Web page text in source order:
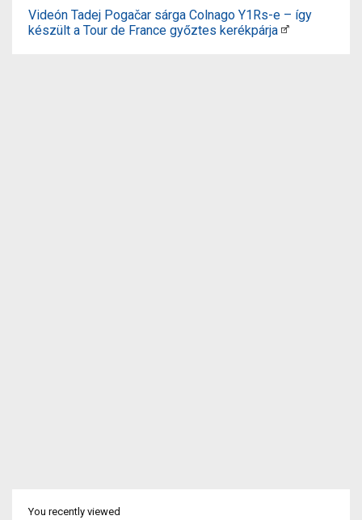
Videón Tadej Pogačar sárga Colnago Y1Rs-e – így
készült a Tour de France győztes kerékpárja
You recently viewed